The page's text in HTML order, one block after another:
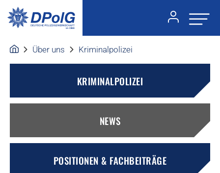
Über uns Kriminalpolizei
KRIMINALPOLIZEI
NEWS
POSITIONEN & FACHBEITRÄGE